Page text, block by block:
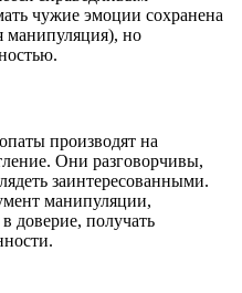
чужие эмоции сохранена
манипуляция), но
производят на
Они разговорчивы,
заинтересованными.
манипуляции,
доверие, получать